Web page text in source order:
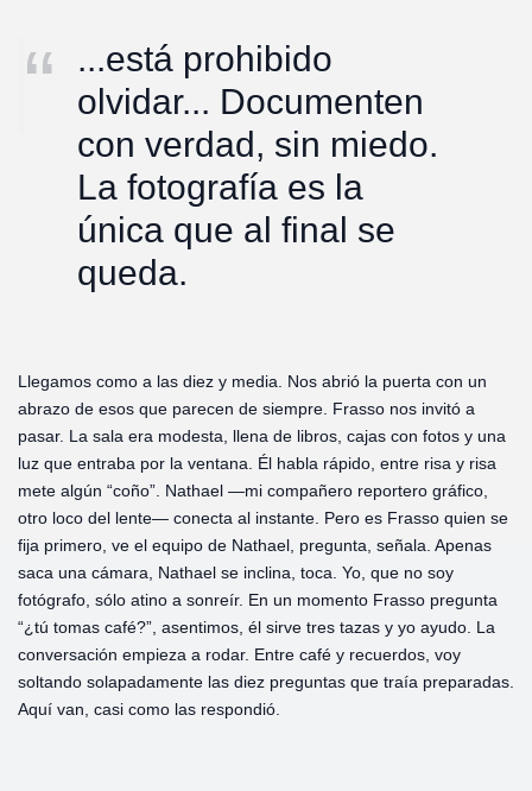
...está prohibido
olvidar... Documenten
con verdad, sin miedo.
La fotografía es la
única que al final se
queda.
Llegamos como a las diez y media. Nos abrió la puerta con un
abrazo de esos que parecen de siempre. Frasso nos invitó a
pasar. La sala era modesta, llena de libros, cajas con fotos y una
luz que entraba por la ventana. Él habla rápido, entre risa y risa
mete algún “coño”. Nathael —mi compañero reportero gráfico,
otro loco del lente— conecta al instante. Pero es Frasso quien se
fija primero, ve el equipo de Nathael, pregunta, señala. Apenas
saca una cámara, Nathael se inclina, toca. Yo, que no soy
fotógrafo, sólo atino a sonreír. En un momento Frasso pregunta
“¿tú tomas café?”, asentimos, él sirve tres tazas y yo ayudo. La
conversación empieza a rodar. Entre café y recuerdos, voy
soltando solapadamente las diez preguntas que traía preparadas.
Aquí van, casi como las respondió.